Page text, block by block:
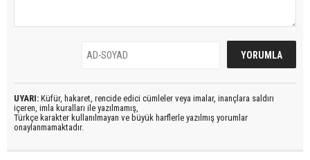
UYARI: Küfür, hakaret, rencide edici cümleler veya imalar, inançlara saldırı
içeren, imla kuralları ile yazılmamış,
Türkçe karakter kullanılmayan ve büyük harflerle yazılmış yorumlar
onaylanmamaktadır.